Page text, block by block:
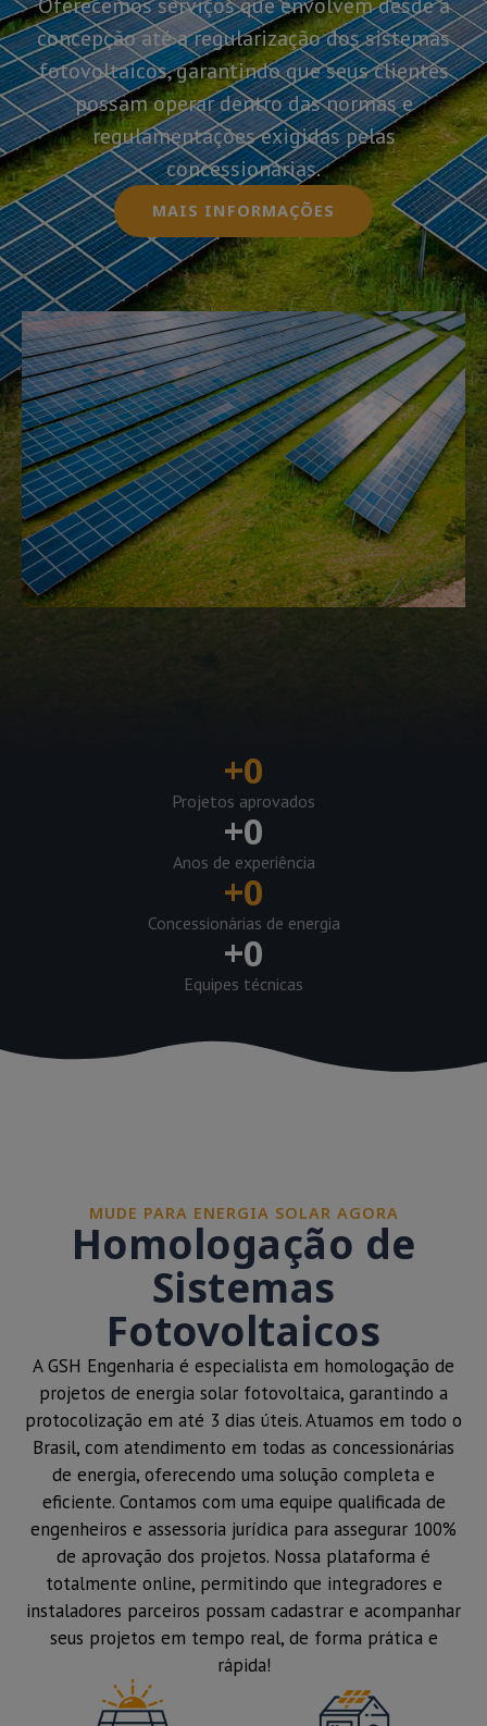
concepção até a regularização dos sistemas
fotovoltaicos, garantindo que seus clientes
possam operar dentro das normas e
regulamentações exigidas pelas
concessionárias.
MAIS INFORMAÇÕES
+0
Projetos aprovados
+0
Anos de experiência
+0
Concessionárias de energia
+0
Equipes técnicas
MUDE PARA ENERGIA SOLAR AGORA
Homologação de
Sistemas
Fotovoltaicos
A GSH Engenharia é especialista em homologação de
projetos de energia solar fotovoltaica, garantindo a
protocolização em até 3 dias úteis. Atuamos em todo o
Brasil, com atendimento em todas as concessionárias
de energia, oferecendo uma solução completa e
eficiente. Contamos com uma equipe qualificada de
engenheiros e assessoria jurídica para assegurar 100%
de aprovação dos projetos. Nossa plataforma é
totalmente online, permitindo que integradores e
instaladores parceiros possam cadastrar e acompanhar
seus projetos em tempo real, de forma prática e
rápida!